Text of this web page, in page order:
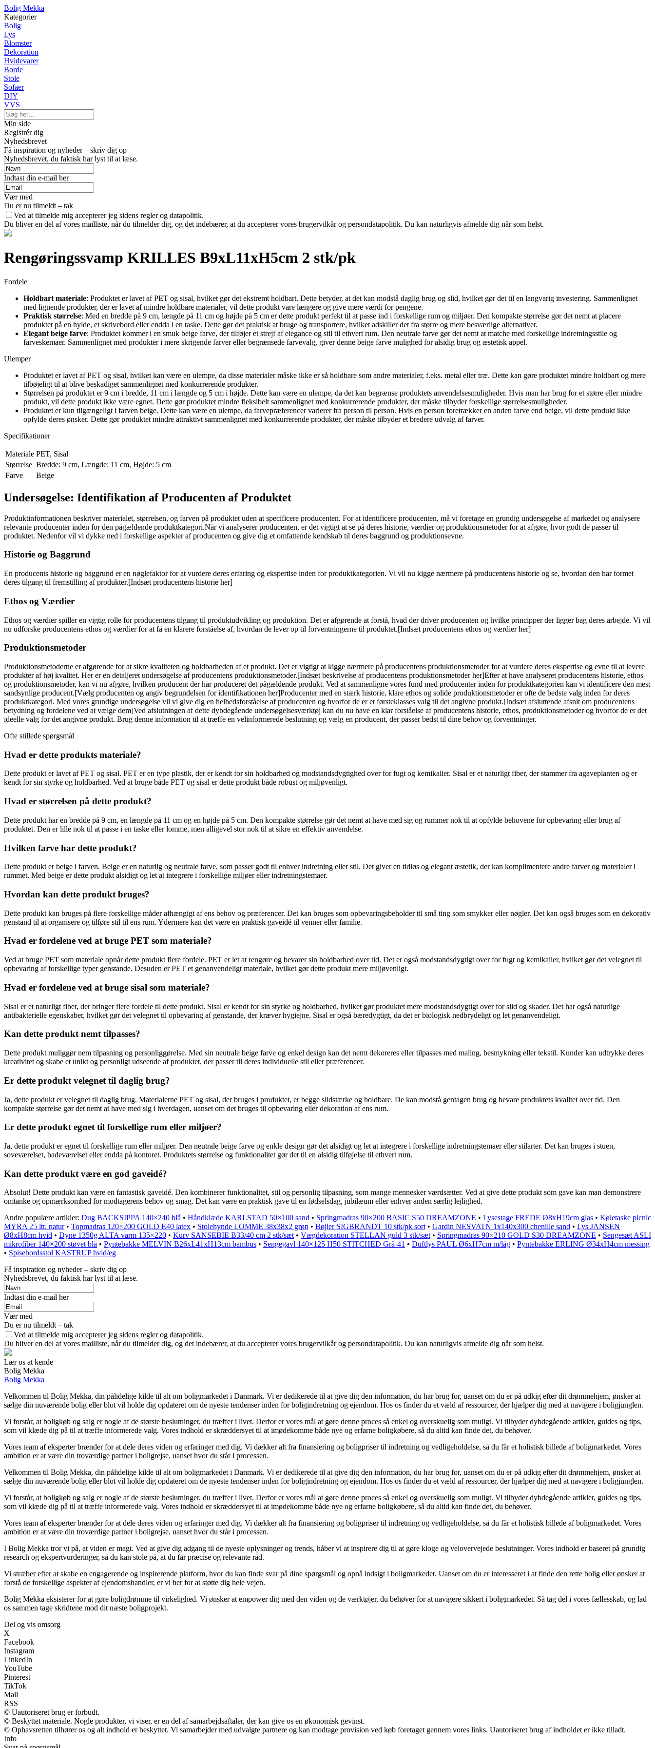
Bolig Mekka
Kategorier
Bolig
Lys
Blomster
Dekoration
Hvidevarer
Borde
Stole
Sofaer
DIY
VVS
Min side
Registrér dig
Nyhedsbrevet
Få inspiration og nyheder – skriv dig op
Nyhedsbrevet, du faktisk har lyst til at læse.
Indtast din e-mail her
Vær med
Du er nu tilmeldt – tak
Ved at tilmelde mig accepterer jeg sidens regler og datapolitik.
Du bliver en del af vores mailliste, når du tilmelder dig, og det indebærer, at du accepterer vores brugervilkår og persondatapolitik. Du kan naturligvis afmelde dig når som helst.
Rengøringssvamp KRILLES B9xL11xH5cm 2 stk/pk
Fordele
Holdbart materiale: Produktet er lavet af PET og sisal, hvilket gør det ekstremt holdbart. Dette betyder, at det kan modstå daglig brug og slid, hvilket gør det til en langvarig investering. Sammenlignet
med lignende produkter, der er lavet af mindre holdbare materialer, vil dette produkt vare længere og give mere værdi for pengene.
Praktisk størrelse: Med en bredde på 9 cm, længde på 11 cm og højde på 5 cm er dette produkt perfekt til at passe ind i forskellige rum og miljøer. Den kompakte størrelse gør det nemt at placere
produktet på en hylde, et skrivebord eller endda i en taske. Dette gør det praktisk at bruge og transportere, hvilket adskiller det fra større og mere besværlige alternativer.
Elegant beige farve: Produktet kommer i en smuk beige farve, der tilføjer et strejf af elegance og stil til ethvert rum. Den neutrale farve gør det nemt at matche med forskellige indretningsstile og
farveskemaer. Sammenlignet med produkter i mere skrigende farver eller begrænsede farvevalg, giver denne beige farve mulighed for alsidig brug og æstetisk appel.
Ulemper
Produktet er lavet af PET og sisal, hvilket kan være en ulempe, da disse materialer måske ikke er så holdbare som andre materialer, f.eks. metal eller træ. Dette kan gøre produktet mindre holdbart og mere
tilbøjeligt til at blive beskadiget sammenlignet med konkurrerende produkter.
Størrelsen på produktet er 9 cm i bredde, 11 cm i længde og 5 cm i højde. Dette kan være en ulempe, da det kan begrænse produktets anvendelsesmuligheder. Hvis man har brug for et større eller mindre
produkt, vil dette produkt ikke være egnet. Dette gør produktet mindre fleksibelt sammenlignet med konkurrerende produkter, der måske tilbyder forskellige størrelsesmuligheder.
Produktet er kun tilgængeligt i farven beige. Dette kan være en ulempe, da farvepræferencer varierer fra person til person. Hvis en person foretrækker en anden farve end beige, vil dette produkt ikke
opfylde deres ønsker. Dette gør produktet mindre attraktivt sammenlignet med konkurrerende produkter, der måske tilbyder et bredere udvalg af farver.
Specifikationer
Materiale PET, Sisal
Størrelse Bredde: 9 cm, Længde: 11 cm, Højde: 5 cm
Farve
Beige
Undersøgelse: Identifikation af Producenten af Produktet
Produktinformationen beskriver materialet, størrelsen, og farven på produktet uden at specificere producenten. For at identificere producenten, må vi foretage en grundig undersøgelse af markedet og analysere
relevante producenter inden for den pågældende produktkategori.Når vi analyserer producenten, er det vigtigt at se på deres historie, værdier og produktionsmetoder for at afgøre, hvor godt de passer til
produktet. Nedenfor vil vi dykke ned i forskellige aspekter af producenten og give dig et omfattende kendskab til deres baggrund og produktionsevne.
Historie og Baggrund
En producents historie og baggrund er en nøglefaktor for at vurdere deres erfaring og ekspertise inden for produktkategorien. Vi vil nu kigge nærmere på producentens historie og se, hvordan den har formet
deres tilgang til fremstilling af produkter.[Indsæt producentens historie her]
Ethos og Værdier
Ethos og værdier spiller en vigtig rolle for producentens tilgang til produktudvikling og produktion. Det er afgørende at forstå, hvad der driver producenten og hvilke principper der ligger bag deres arbejde. Vi vil
nu udforske producentens ethos og værdier for at få en klarere forståelse af, hvordan de lever op til forventningerne til produktet.[Indsæt producentens ethos og værdier her]
Produktionsmetoder
Produktionsmetoderne er afgørende for at sikre kvaliteten og holdbarheden af et produkt. Det er vigtigt at kigge nærmere på producentens produktionsmetoder for at vurdere deres ekspertise og evne til at levere
produkter af høj kvalitet. Her er en detaljeret undersøgelse af producentens produktionsmetoder.[Indsæt beskrivelse af producentens produktionsmetoder her]Efter at have analyseret producentens historie, ethos
og produktionsmetoder, kan vi nu afgøre, hvilken producent der har produceret det pågældende produkt. Ved at sammenligne vores fund med producenter inden for produktkategorien kan vi identificere den mest
sandsynlige producent.[Vælg producenten og angiv begrundelsen for identifikationen her]Producenter med en stærk historie, klare ethos og solide produktionsmetoder er ofte de bedste valg inden for deres
produktkategori. Med vores grundige undersøgelse vil vi give dig en helhedsforståelse af producenten og hvorfor de er et førsteklasses valg til det angivne produkt.[Indsæt afsluttende afsnit om producentens
betydning og fordelene ved at vælge dem]Ved afslutningen af dette dybdegående undersøgelsesværktøj kan du nu have en klar forståelse af producentens historie, ethos, produktionsmetoder og hvorfor de er det
ideelle valg for det angivne produkt. Brug denne information til at træffe en velinformerede beslutning og vælg en producent, der passer bedst til dine behov og forventninger.
Ofte stillede spørgsmål
Hvad er dette produkts materiale?
Dette produkt er lavet af PET og sisal. PET er en type plastik, der er kendt for sin holdbarhed og modstandsdygtighed over for fugt og kemikalier. Sisal er et naturligt fiber, der stammer fra agaveplanten og er
kendt for sin styrke og holdbarhed. Ved at bruge både PET og sisal er dette produkt både robust og miljøvenligt.
Hvad er størrelsen på dette produkt?
Dette produkt har en bredde på 9 cm, en længde på 11 cm og en højde på 5 cm. Den kompakte størrelse gør det nemt at have med sig og rummer nok til at opfylde behovene for opbevaring eller brug af
produktet. Den er lille nok til at passe i en taske eller lomme, men alligevel stor nok til at sikre en effektiv anvendelse.
Hvilken farve har dette produkt?
Dette produkt er beige i farven. Beige er en naturlig og neutrale farve, som passer godt til enhver indretning eller stil. Det giver en tidløs og elegant æstetik, der kan komplimentere andre farver og materialer i
rummet. Med beige er dette produkt alsidigt og let at integrere i forskellige miljøer eller indretningstemaer.
Hvordan kan dette produkt bruges?
Dette produkt kan bruges på flere forskellige måder afhængigt af ens behov og præferencer. Det kan bruges som opbevaringsbeholder til små ting som smykker eller nøgler. Det kan også bruges som en dekorativ
genstand til at organisere og tilføre stil til ens rum. Ydermere kan det være en praktisk gaveidé til venner eller familie.
Hvad er fordelene ved at bruge PET som materiale?
Ved at bruge PET som materiale opnår dette produkt flere fordele. PET er let at rengøre og bevarer sin holdbarhed over tid. Det er også modstandsdygtigt over for fugt og kemikalier, hvilket gør det velegnet til
opbevaring af forskellige typer genstande. Desuden er PET et genanvendeligt materiale, hvilket gør dette produkt mere miljøvenligt.
Hvad er fordelene ved at bruge sisal som materiale?
Sisal er et naturligt fiber, der bringer flere fordele til dette produkt. Sisal er kendt for sin styrke og holdbarhed, hvilket gør produktet mere modstandsdygtigt over for slid og skader. Det har også naturlige
antibakterielle egenskaber, hvilket gør det velegnet til opbevaring af genstande, der kræver hygiejne. Sisal er også bæredygtigt, da det er biologisk nedbrydeligt og let genanvendeligt.
Kan dette produkt nemt tilpasses?
Dette produkt muliggør nem tilpasning og personliggørelse. Med sin neutrale beige farve og enkel design kan det nemt dekoreres eller tilpasses med maling, besmykning eller tekstil. Kunder kan udtrykke deres
kreativitet og skabe et unikt og personligt udseende af produktet, der passer til deres individuelle stil eller præferencer.
Er dette produkt velegnet til daglig brug?
Ja, dette produkt er velegnet til daglig brug. Materialerne PET og sisal, der bruges i produktet, er begge slidstærke og holdbare. De kan modstå gentagen brug og bevare produktets kvalitet over tid. Den
kompakte størrelse gør det nemt at have med sig i hverdagen, uanset om det bruges til opbevaring eller dekoration af ens rum.
Er dette produkt egnet til forskellige rum eller miljøer?
Ja, dette produkt er egnet til forskellige rum eller miljøer. Den neutrale beige farve og enkle design gør det alsidigt og let at integrere i forskellige indretningstemaer eller stilarter. Det kan bruges i stuen,
soveværelset, badeværelset eller endda på kontoret. Produktets størrelse og funktionalitet gør det til en alsidig tilføjelse til ethvert rum.
Kan dette produkt være en god gaveidé?
Absolut! Dette produkt kan være en fantastisk gaveidé. Den kombinerer funktionalitet, stil og personlig tilpasning, som mange mennesker værdsætter. Ved at give dette produkt som gave kan man demonstrere
omtanke og opmærksomhed for modtagerens behov og smag. Det kan være en praktisk gave til en fødselsdag, jubilæum eller enhver anden særlig lejlighed.
Andre populære artikler: Dug BACKSIPPA 140×240 blå • Håndklæde KARLSTAD 50×100 sand • Springmadras 90×200 BASIC S50 DREAMZONE • Lysestage FREDE Ø8xH19cm glas • Køletaske picnic
MYRA 25 ltr. natur• Topmadras 120×200 GOLD E40 latex • Stolehynde LOMME 38x38x2 grøn • Bøjler SIGBRANDT 10 stk/pk sort • Gardin NESVATN 1x140x300 chenille sand • Lys JANSEN
Ø8xH8cm hvid • Dyne 1350g ALTA varm 135×220 • Kurv SANSEBIE B33/40 cm 2 stk/sæt • Vægdekoration STELLAN guld 3 stk/sæt • Springmadras 90×210 GOLD S30 DREAMZONE • Sengesæt ASLI
mikrofiber 140×200 støvet blå • Pyntebakke MELVIN B26xL41xH13cm bambus • Sengegavl 140×125 H50 STITCHED Grå-41 • Duftlys PAUL Ø6xH7cm m/låg • Pyntebakke ERLING Ø34xH4cm messing
• Spisebordsstol KASTRUP hvid/eg
Få inspiration og nyheder – skriv dig op
Nyhedsbrevet, du faktisk har lyst til at læse.
Indtast din e-mail her
Vær med
Du er nu tilmeldt – tak
Ved at tilmelde mig accepterer jeg sidens regler og datapolitik.
Du bliver en del af vores mailliste, når du tilmelder dig, og det indebærer, at du accepterer vores brugervilkår og persondatapolitik. Du kan naturligvis afmelde dig når som helst.
Lær os at kende
Bolig Mekka
Bolig Mekka
Velkommen til Bolig Mekka, din pålidelige kilde til alt om boligmarkedet i Danmark. Vi er dedikerede til at give dig den information, du har brug for, uanset om du er på udkig efter dit drømmehjem, ønsker at
sælge din nuværende bolig eller blot vil holde dig opdateret om de nyeste tendenser inden for boligindretning og ejendom. Hos os finder du et væld af ressourcer, der hjælper dig med at navigere i boligjunglen.
Vi forstår, at boligkøb og salg er nogle af de største beslutninger, du træffer i livet. Derfor er vores mål at gøre denne proces så enkel og overskuelig som muligt. Vi tilbyder dybdegående artikler, guides og tips,
som vil klæde dig på til at træffe informerede valg. Vores indhold er skræddersyet til at imødekomme både nye og erfarne boligkøbere, så du altid kan finde det, du behøver.
Vores team af eksperter brænder for at dele deres viden og erfaringer med dig. Vi dækker alt fra finansiering og boligpriser til indretning og vedligeholdelse, så du får et holistisk billede af boligmarkedet. Vores
ambition er at være din troværdige partner i boligrejse, uanset hvor du står i processen.
Velkommen til Bolig Mekka, din pålidelige kilde til alt om boligmarkedet i Danmark. Vi er dedikerede til at give dig den information, du har brug for, uanset om du er på udkig efter dit drømmehjem, ønsker at
sælge din nuværende bolig eller blot vil holde dig opdateret om de nyeste tendenser inden for boligindretning og ejendom. Hos os finder du et væld af ressourcer, der hjælper dig med at navigere i boligjunglen.
Vi forstår, at boligkøb og salg er nogle af de største beslutninger, du træffer i livet. Derfor er vores mål at gøre denne proces så enkel og overskuelig som muligt. Vi tilbyder dybdegående artikler, guides og tips,
som vil klæde dig på til at træffe informerede valg. Vores indhold er skræddersyet til at imødekomme både nye og erfarne boligkøbere, så du altid kan finde det, du behøver.
Vores team af eksperter brænder for at dele deres viden og erfaringer med dig. Vi dækker alt fra finansiering og boligpriser til indretning og vedligeholdelse, så du får et holistisk billede af boligmarkedet. Vores
ambition er at være din troværdige partner i boligrejse, uanset hvor du står i processen.
I Bolig Mekka tror vi på, at viden er magt. Ved at give dig adgang til de nyeste oplysninger og trends, håber vi at inspirere dig til at gøre kloge og velovervejede beslutninger. Vores indhold er baseret på grundig
research og ekspertvurderinger, så du kan stole på, at du får præcise og relevante råd.
Vi stræber efter at skabe en engagerende og inspirerende platform, hvor du kan finde svar på dine spørgsmål og opnå indsigt i boligmarkedet. Uanset om du er interesseret i at finde den rette bolig eller ønsker at
forstå de forskellige aspekter af ejendomshandler, er vi her for at støtte dig hele vejen.
Bolig Mekka eksisterer for at gøre boligdrømme til virkelighed. Vi ønsker at empower dig med den viden og de værktøjer, du behøver for at navigere sikkert i boligmarkedet. Så tag del i vores fællesskab, og lad
os sammen tage skridtene mod dit næste boligprojekt.
Del og vis omsorg
X
Facebook
Instagram
LinkedIn
YouTube
Pinterest
TikTok
Mail
RSS
© Uautoriseret brug er forbudt.
© Beskyttet materiale. Nogle produkter, vi viser, er en del af samarbejdsaftaler, der kan give os en økonomisk gevinst.
© Ophavsretten tilhører os og alt indhold er beskyttet. Vi samarbejder med udvalgte partnere og kan modtage provision ved køb foretaget gennem vores links. Uautoriseret brug af indholdet er ikke tilladt.
Info